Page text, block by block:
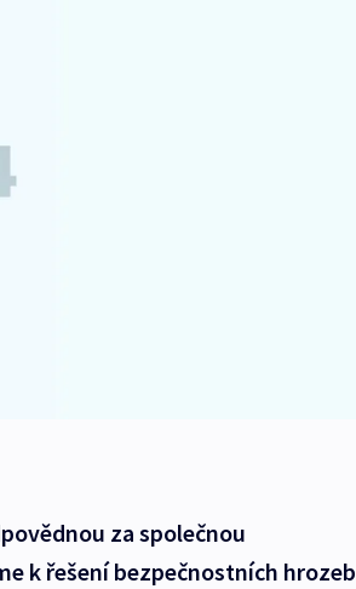
za společnou
k řešení bezpečnostních hrozeb